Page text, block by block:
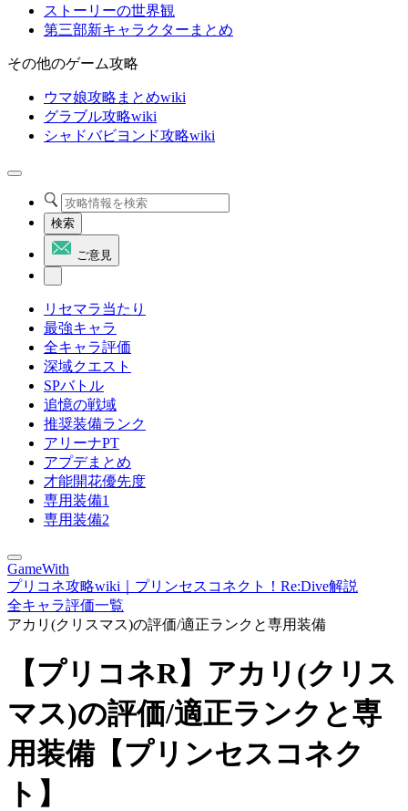
ストーリーの世界観
第三部新キャラクターまとめ
その他のゲーム攻略
ウマ娘攻略まとめwiki
グラブル攻略wiki
シャドバビヨンド攻略wiki
検索
ご意見
リセマラ当たり
最強キャラ
全キャラ評価
深域クエスト
SPバトル
追憶の戦域
推奨装備ランク
アリーナPT
アプデまとめ
才能開花優先度
専用装備1
専用装備2
GameWith
プリコネ攻略wiki｜プリンセスコネクト！Re:Dive解説
全キャラ評価一覧
アカリ(クリスマス)の評価/適正ランクと専用装備
【プリコネR】アカリ(クリス
マス)の評価/適正ランクと専
用装備【プリンセスコネク
ト】